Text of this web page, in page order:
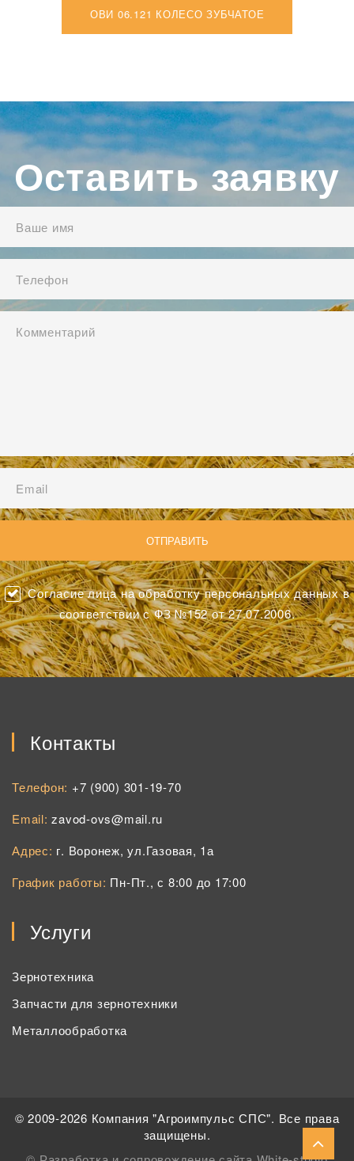
ОВИ 06.121 КОЛЕСО ЗУБЧАТОЕ
Оставить заявку
Согласие лица на обработку персональных данных в
соответствии с ФЗ №152 от 27.07.2006.
Контакты
Телефон: +7 (900) 301-19-70
Email:zavod-ovs@mail.ru
Адрес: г. Воронеж, ул.Газовая, 1а
График работы: Пн-Пт., с 8:00 до 17:00
Услуги
Зернотехника
Запчасти для зернотехники
Металлообработка
© 2009-2026 Компания "Агроимпульс СПС". Все права
защищены.